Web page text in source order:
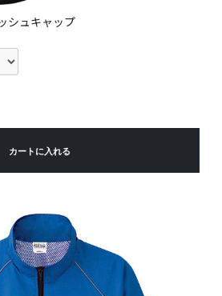
シュキャップ
カートに入れる